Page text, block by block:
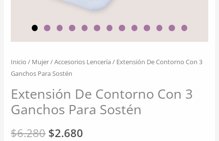
Inicio / Mujer/Accesorios Lencería / Extensión De Contorno Con 3
Ganchos Para Sostén
Extensión De Contorno Con 3
Ganchos Para Sostén
$6.280 El
$2.680